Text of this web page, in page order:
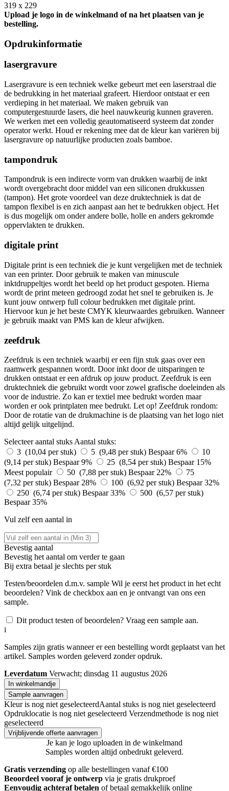
319 x 229
Upload je logo in de winkelmand of na het plaatsen van je
bestelling.
Opdrukinformatie
lasergravure
Lasergravure is een techniek welke gebeurt met een laserstraal die
de bedrukking in het materiaal grafeert. Hierdoor ontstaat er een
verdieping in het materiaal. We maken gebruik van
computergestuurde lasers, die heel nauwkeurig kunnen graveren.
We werken met een volledig geautomatiseerd systeem dat zonder
operator werkt. Houd er rekening mee dat de kleur kan variëren bij
lasergravure op natuurlijke producten zoals bamboe.
tampondruk
Tampondruk is een indirecte vorm van drukken waarbij de inkt
wordt overgebracht door middel van een siliconen drukkussen
(tampon). Het grote voordeel van deze druktechniek is dat de
tampon flexibel is en zich aanpast aan het te bedrukken object. Het
is dus mogelijk om onder andere bolle, holle en anders gekromde
oppervlakten te drukken.
digitale print
Digitale print is een techniek die je kunt vergelijken met de techniek
van een printer. Door gebruik te maken van minuscule
inktdruppeltjes wordt het beeld op het product gespoten. Hierna
wordt de print meteen gedroogd zodat het snel te gebruiken is. Je
kunt jouw ontwerp full colour bedrukken met digitale print.
Hiervoor kun je het beste CMYK kleurwaardes gebruiken. Wanneer
je gebruik maakt van PMS kan de kleur afwijken.
zeefdruk
Zeefdruk is een techniek waarbij er een fijn stuk gaas over een
raamwerk gespannen wordt. Door inkt door de uitsparingen te
drukken ontstaat er een afdruk op jouw product. Zeefdruk is een
druktechniek die gebruikt wordt voor zowel grafische doeleinden als
voor de industrie. Zo kan er textiel mee bedrukt worden maar
worden er ook printplaten mee bedrukt. Let op! Zeefdruk rondom:
Door de rotatie van de drukmachine is de plaatsing van het logo niet
altijd gelijk uitgelijnd.
Selecteer aantal stuks Aantal stuks:
3 (10,04 per stuk)
5 (9,48 per stuk) Bespaar 6%
10
(9,14 per stuk) Bespaar 9% 25 (8,54 per stuk) Bespaar 15%
Meest populair
50 (7,88 per stuk) Bespaar 22%
75
(7,32 per stuk) Bespaar 28% 100 (6,92 per stuk) Bespaar 32%
250 (6,74 per stuk) Bespaar 33%
500 (6,57 per stuk)
Bespaar 35%
Vul zelf een aantal in
Bevestig aantal
Bevestig het aantal om verder te gaan
Bij extra betaal je slechts per stuk
Testen/beoordelen d.m.v. sample Wil je eerst het product in het echt
beoordelen? Vink de checkbox aan en je ontvangt van ons een
sample.
Dit product testen of beoordelen? Vraag een sample aan.
i
Samples zijn gratis wanneer er een bestelling wordt geplaatst van het
artikel. Samples worden geleverd zonder opdruk.
Leverdatum Verwacht; dinsdag 11 augustus 2026
In winkelmandje
Sample aanvragen
Kleur is nog niet geselecteerdAantal stuks is nog niet geselecteerd
Opdruklocatie is nog niet geselecteerd Verzendmethode is nog niet
geselecteerd
Vrijblijvende offerte aanvragen
Je kan je logo uploaden in de winkelmand
Samples worden altijd onbedrukt geleverd.
Gratis verzending op alle bestellingen vanaf €100
Beoordeel vooraf je ontwerp via je gratis drukproef
Eenvoudig achteraf betalen of betaal gemakkelijk online